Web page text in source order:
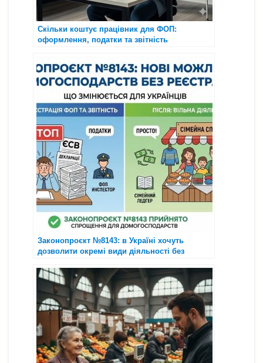
Скільки коштує працівник для ФОП:
оформлення, податки та звітність
Законопроєкт №8143: в Україні хочуть
дозволити окремі види діяльності без
домогосподарств